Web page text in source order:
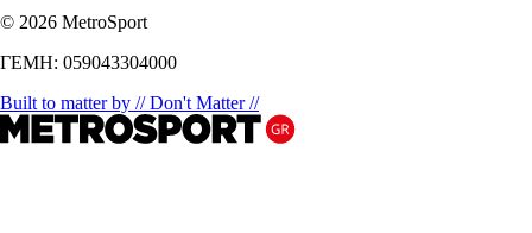
© 2026 MetroSport
ΓΕΜΗ: 059043304000
Built to matter by // Don't Matter //